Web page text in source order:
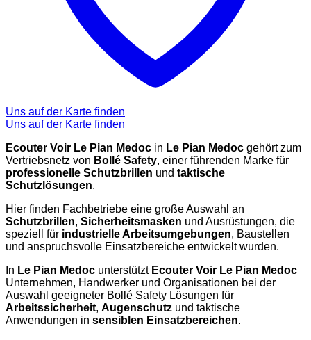
Uns auf der Karte finden
Uns auf der Karte finden
Ecouter Voir Le Pian Medoc in Le Pian Medoc gehört zum
Vertriebsnetz von Bollé Safety, einer führenden Marke für
professionelle Schutzbrillen und taktische
Schutzlösungen.
Hier finden Fachbetriebe eine große Auswahl an
Schutzbrillen, Sicherheitsmasken und Ausrüstungen, die
speziell für industrielle Arbeitsumgebungen, Baustellen
und anspruchsvolle Einsatzbereiche entwickelt wurden.
In Le Pian Medoc unterstützt Ecouter Voir Le Pian Medoc
Unternehmen, Handwerker und Organisationen bei der
Auswahl geeigneter Bollé Safety Lösungen für
Arbeitssicherheit, Augenschutz und taktische
Anwendungen in sensiblen Einsatzbereichen.